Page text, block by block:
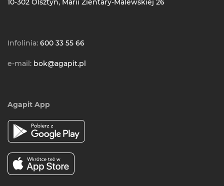
10-302 Olsztyn, Marii Zientary-Malewskiej 26
Infolinia: 600 33 55 66
e-mail: bok@agapit.pl
Agapit App